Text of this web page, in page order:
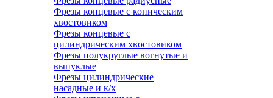
Фрезы концевые с коническим
хвостовиком
Фрезы концевые с
цилиндрическим хвостовиком
Фрезы полукруглые вогнутые и
выпуклые
Фрезы цилиндрические
насадные и к/х